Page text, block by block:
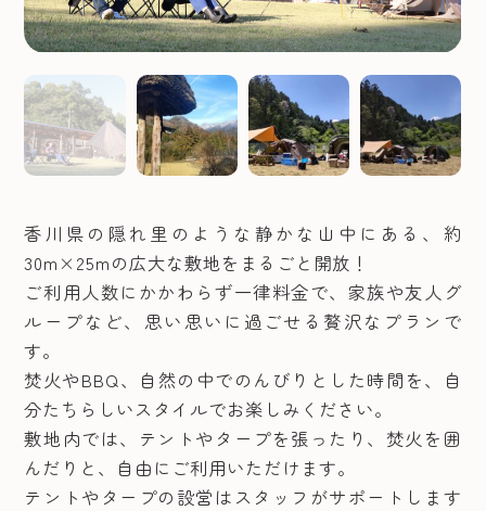
香川県の隠れ里のような静かな山中にある、約
30m×25mの広大な敷地をまるごと開放！
ご利用人数にかかわらず一律料金で、家族や友人グ
ループなど、思い思いに過ごせる贅沢なプランで
す。
焚火やBBQ、自然の中でのんびりとした時間を、自
分たちらしいスタイルでお楽しみください。
敷地内では、テントやタープを張ったり、焚火を囲
んだりと、自由にご利用いただけます。
テントやタープの設営はスタッフがサポートします